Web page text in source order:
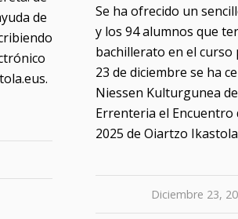
de
Se ha ofrecido un
y los 94 alumnos que
bachillerato en el curso
23 de diciembre se ha
Niessen Kulturgunea
Errenteria el Encuentro
2025 de Oiartzo
Diciembre 23,